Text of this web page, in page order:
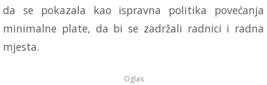
da se pokazala kao ispravna politika povećanja
minimalne plate, da bi se zadržali radnici i radna
mjesta.
Oglas